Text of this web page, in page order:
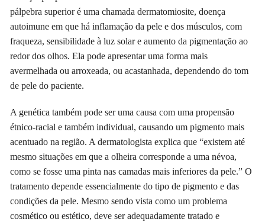
pálpebra superior é uma chamada dermatomiosite, doença
autoimune em que há inflamação da pele e dos músculos, com
fraqueza, sensibilidade à luz solar e aumento da pigmentação ao
redor dos olhos. Ela pode apresentar uma forma mais
avermelhada ou arroxeada, ou acastanhada, dependendo do tom
de pele do paciente.
A genética também pode ser uma causa com uma propensão
étnico-racial e também individual, causando um pigmento mais
acentuado na região. A dermatologista explica que “existem até
mesmo situações em que a olheira corresponde a uma névoa,
como se fosse uma pinta nas camadas mais inferiores da pele.” O
tratamento depende essencialmente do tipo de pigmento e das
condições da pele. Mesmo sendo vista como um problema
cosmético ou estético, deve ser adequadamente tratado e